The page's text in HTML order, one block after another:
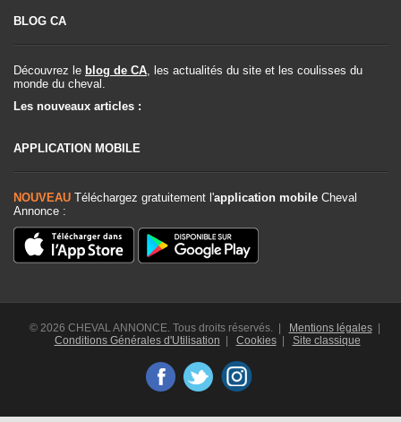
BLOG CA
Découvrez le blog de CA , les actualités du site et les coulisses du
monde du cheval.
Les nouveaux articles :
APPLICATION MOBILE
NOUVEAU Téléchargez gratuitement l'application mobile Cheval
Annonce :
© 2026 CHEVAL ANNONCE. Tous droits réservés. | Mentions légales|
Conditions Générales d'Utilisation | Cookies| Site classique